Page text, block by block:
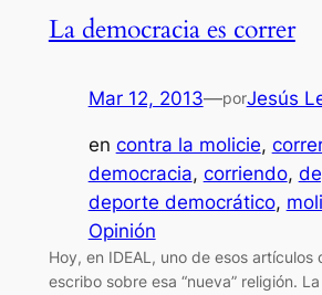
La democracia es correr
Mar 12, 2013—porJesús
en contra la molicie, correr
democracia, corriendo,
deporte democrático,
Opinión
Hoy, en IDEAL, uno de esos
escribo sobre esa “nueva” religión.